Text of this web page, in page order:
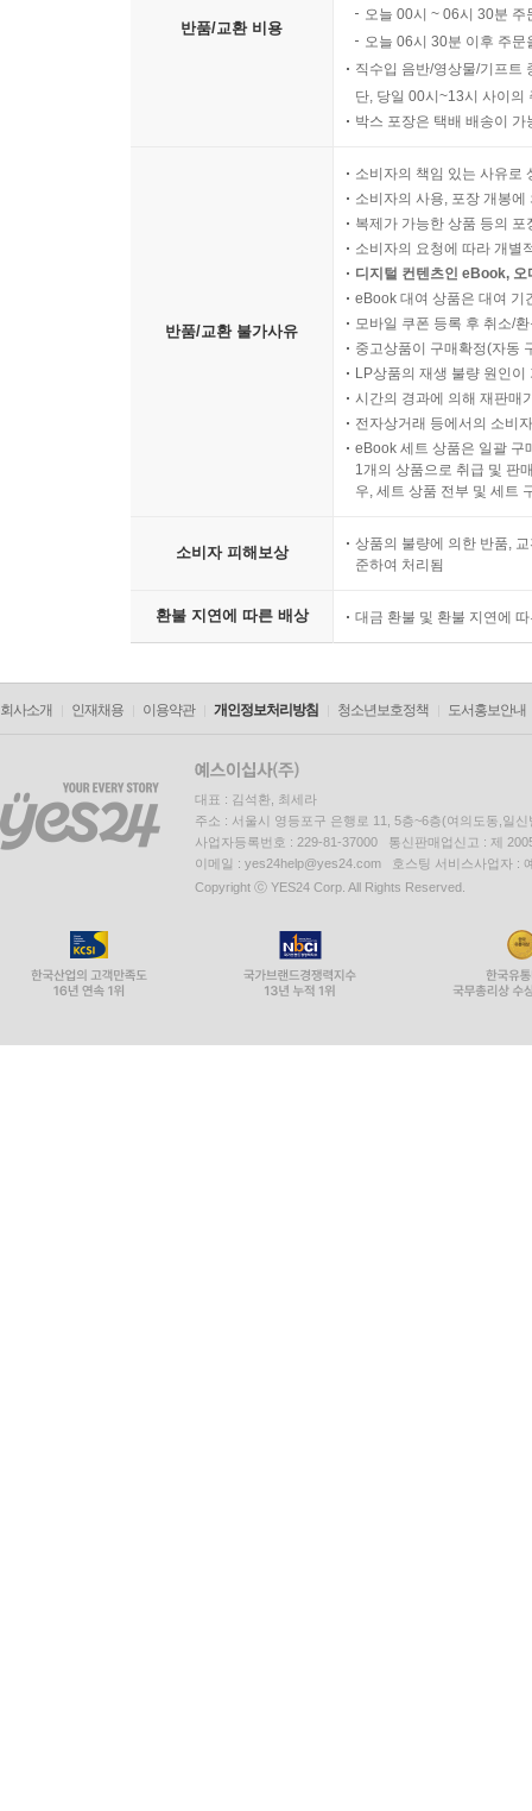
반품/교환 비용
오늘 00시 ~ 06시 30분
오늘 06시 30분 이후 주
직수입 음반/영상물/기프트
단, 당일 00시~13시 사이의
박스 포장은 택배 배송이
반품/교환 불가사유
소비자의 책임 있는 사유로
소비자의 사용, 포장 개봉
복제가 가능한 상품 등의
소비자의 요청에 따라 개별
디지털 컨텐츠인 eBook,
eBook 대여 상품은 대여 기
모바일 쿠폰 등록 후 취소/
중고상품이 구매확정(자동
LP상품의 재생 불량 원인
시간의 경과에 의해 재판매
전자상거래 등에서의 소비
eBook 세트 상품은 일괄 구
1개의 상품으로 취급 및 판
우, 세트 상품 전부 및 세트
소비자 피해보상
상품의 불량에 의한 반품,
준하여 처리됨
환불 지연에 따른 배상 대금 환불 및 환불 지연에
회사소개 인재채용 이용약관 개인정보처리방침 청소년보호정책 도서홍보안내
대표 : 김석환, 최세라
주소 : 서울시 영등포구 은행로 11, 5층~6층(여의도동,일신
사업자등록번호 : 229-81-37000 통신판매업신고 : 제
이메일 : yes24help@yes24.com 호스팅 서비스사업자 :
Copyright ⓒ YES24 Corp. All Rights Reserved.